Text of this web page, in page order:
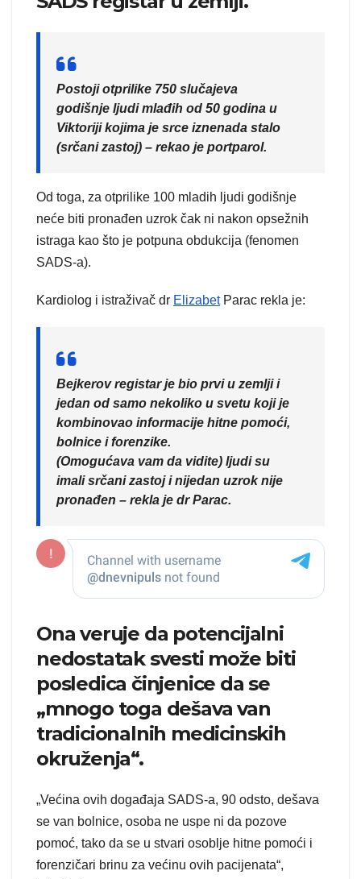
Postoji otprilike 750 slučajeva
godišnje ljudi mlađih od 50 godina u
Viktoriji kojima je srce iznenada stalo
(srčani zastoj) – rekao je portparol.
Od toga, za otprilike 100 mladih ljudi godišnje
neće biti pronađen uzrok čak ni nakon opsežnih
istraga kao što je potpuna obdukcija (fenomen
SADS-a).
Kardiolog i istraživač dr ElizabetParac rekla je:
Bejkerov registar je bio prvi u zemlji i
jedan od samo nekoliko u svetu koji je
kombinovao informacije hitne pomoći,
bolnice i forenzike.
(Omogućava vam da vidite) ljudi su
imali srčani zastoj i nijedan uzrok nije
pronađen – rekla je dr Parac.
Ona veruje da potencijalni
nedostatak svesti može biti
posledica činjenice da se
„mnogo toga dešava van
tradicionalnih medicinskih
okruženja“.
„Većina ovih događaja SADS-a, 90 odsto, dešava
se van bolnice, osoba ne uspe ni da pozove
pomoć, tako da se u stvari osoblje hitne pomoći i
forenzičari brinu za većinu ovih pacijenata“,